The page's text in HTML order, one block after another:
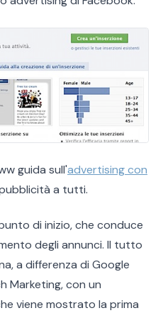
guida sull'advertising con
a tutti.
di inizio, che conduce
degli annunci. Il tutto
a differenza di Google
Marketing, con un
viene mostrato la prima